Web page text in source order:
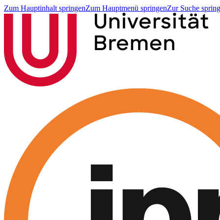
Zum Hauptinhalt springenZum Hauptmenü springenZur Suche